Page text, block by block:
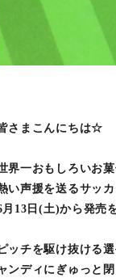
さまこんにちは☆
界一おもしろいお
い声援を送るサッ
月13日(土)から発売
ッチを駆け抜ける
ンディにぎゅっと